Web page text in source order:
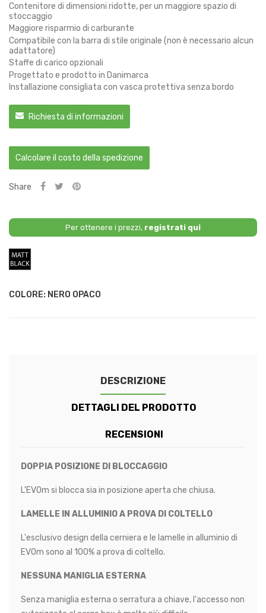
Contenitore di dimensioni ridotte, per un maggiore spazio di
stoccaggio
Maggiore risparmio di carburante
Compatibile con la barra di stile originale (non è necessario alcun
adattatore)
Staffe di carico opzionali
Progettato e prodotto in Danimarca
Installazione consigliata con vasca protettiva senza bordo
Richiesta di informazioni
Calcolare il costo della spedizione
Share
Per ottenere i prezzi, registrati qui
COLORE: NERO OPACO
DESCRIZIONE
DETTAGLI DEL PRODOTTO
RECENSIONI
DOPPIA POSIZIONE DI BLOCCAGGIO
L'EVOm si blocca sia in posizione aperta che chiusa.
LAMELLE IN ALLUMINIO A PROVA DI COLTELLO
L'esclusivo design della cerniera e le lamelle in alluminio di
EVOm sono al 100% a prova di coltello.
NESSUNA MANIGLIA ESTERNA
Senza maniglia esterna o serratura a chiave, l'accesso non